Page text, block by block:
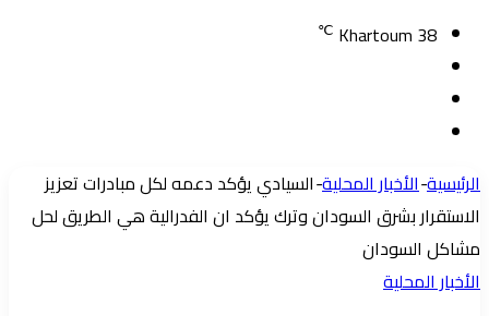
Khartoum 38
℃
جانبيالرئيسية-الأخبار المحلية-السيادي يؤكد دعمه لكل مبادرات تعزيز
الاستقرار بشرق السودان وترك يؤكد ان الفدرالية هي الطريق لحل
مشاكل السودان
الأخبار المحلية